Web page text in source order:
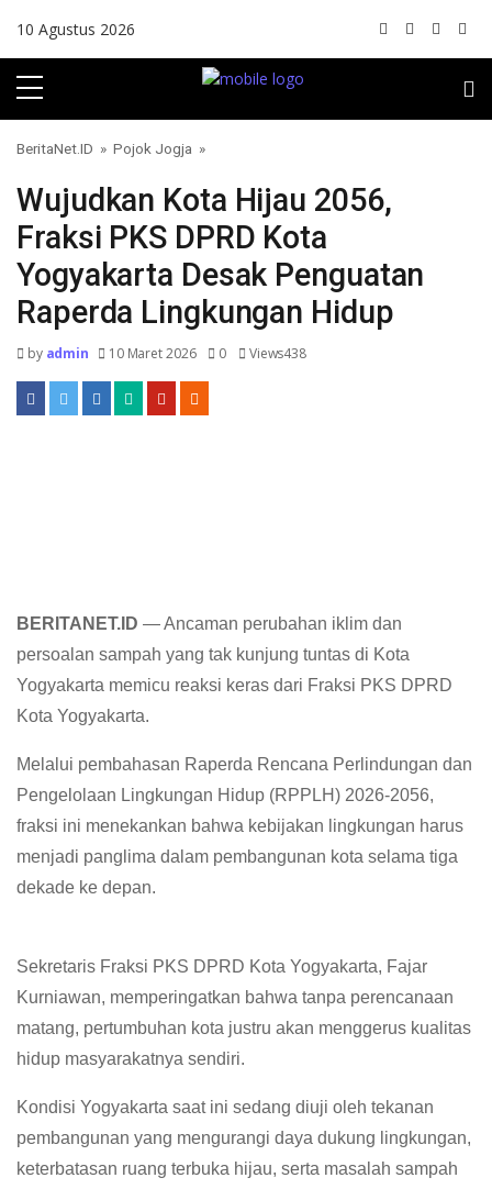
10 Agustus 2026
BeritaNet.ID » Pojok Jogja »
Wujudkan Kota Hijau 2056,
Fraksi PKS DPRD Kota
Yogyakarta Desak Penguatan
Raperda Lingkungan Hidup
byadmin 10 Maret 2026 0 Views438
BERITANET.ID — Ancaman perubahan iklim dan
persoalan sampah yang tak kunjung tuntas di Kota
Yogyakarta memicu reaksi keras dari Fraksi PKS DPRD
Kota Yogyakarta.
Melalui pembahasan Raperda Rencana Perlindungan dan
Pengelolaan Lingkungan Hidup (RPPLH) 2026-2056,
fraksi ini menekankan bahwa kebijakan lingkungan harus
menjadi panglima dalam pembangunan kota selama tiga
dekade ke depan.
Sekretaris Fraksi PKS DPRD Kota Yogyakarta, Fajar
Kurniawan, memperingatkan bahwa tanpa perencanaan
matang, pertumbuhan kota justru akan menggerus kualitas
hidup masyarakatnya sendiri.
Kondisi Yogyakarta saat ini sedang diuji oleh tekanan
pembangunan yang mengurangi daya dukung lingkungan,
keterbatasan ruang terbuka hijau, serta masalah sampah